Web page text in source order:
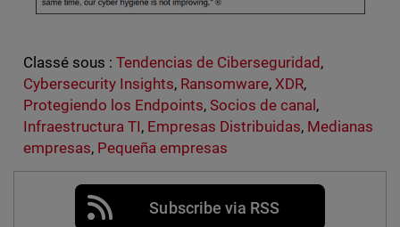
Classé sous : Tendencias de Ciberseguridad ,
Cybersecurity Insights, Ransomware,XDR,
Protegiendo los Endpoints, Socios de canal ,
Infraestructura TI, Empresas Distribuidas, Medianas
empresas, Pequeña empresas
Subscribe via RSS